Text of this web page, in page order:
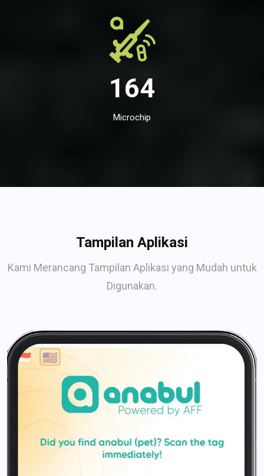
164
Microchip
Tampilan Aplikasi
Kami Merancang Tampilan Aplikasi yang Mudah untuk
Digunakan.